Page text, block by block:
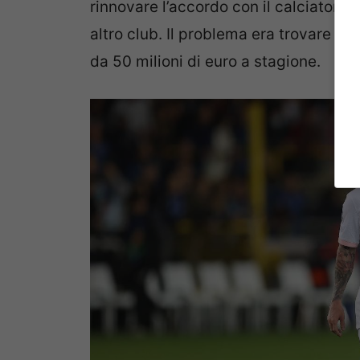
rinnovare l’accordo con il
altro club. Il problema era trovare
da 50 milioni di euro a stagione.